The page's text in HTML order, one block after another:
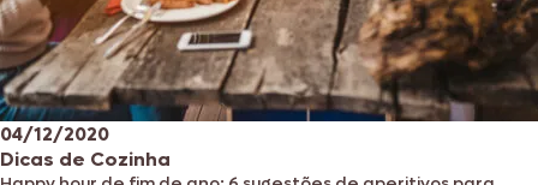
04/12/2020
Dicas de Cozinha